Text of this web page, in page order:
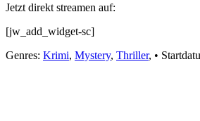
Jetzt direkt streamen auf:
[jw_add_widget-sc]
Genres: Krimi, Mystery, Thriller, •